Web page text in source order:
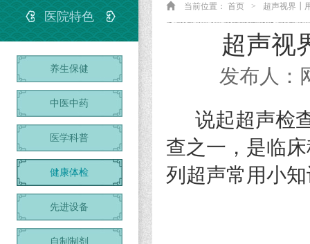
医院特色
养生保健
中医中药
医学科普
健康体检
先进设备
自制制剂
当前位置： 首页 > 超声视界┃
超声视
发布人：
说起超声检查
查之一，是临
列超声常用小